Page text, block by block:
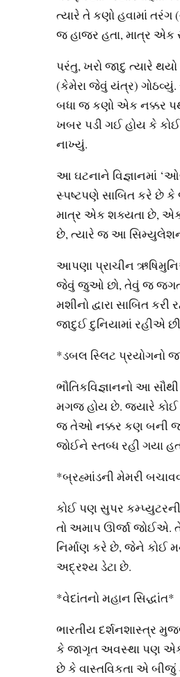
ત્યારે તે કણો હવામાં
જ હાજર હતા, માત્ર એક
પરંતુ, ખરો જાદુ ત્યારે
(કેમેરા જેવું યંત્ર)
બધા જ કણો એક નક્કર
ખબર પડી ગઈ હોય કે
નાખ્યું.
આ ઘટનાને વિજ્ઞાનમાં
સ્પષ્ટપણે સાબિત કરે છે
માત્ર એક શક્યતા છે,
છે, ત્યારે જ આ
આપણા પ્રાચીન
જેવું જુઓ છો, તેવું જ
મશીનો દ્વારા સાબિત
જાદુઈ દુનિયામાં રહીએ
*ડબલ સ્લિટ પ્રયોગનો
ભૌતિકવિજ્ઞાનનો આ
મગજ હોય છે. જ્યારે
જ તેઓ નક્કર કણ બની
જોઈને સ્તબ્ધ રહી ગયા
*બ્રહ્માંડની મેમરી
કોઈ પણ સુપર
તો અમાપ ઊર્જા જોઈએ.
નિર્માણ કરે છે, જેને કોઈ
અદ્રશ્ય ડેટા છે.
*વેદાંતનો મહાન સિદ્ધાંત*
ભારતીય દર્શનશાસ્ત્ર
કે જાગૃત અવસ્થા પણ એક
છે કે વાસ્તવિકતા એ